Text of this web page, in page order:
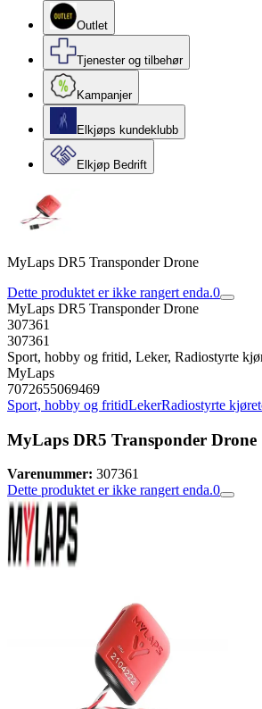
Outlet
Tjenester og tilbehør
Kampanjer
Elkjøps kundeklubb
Elkjøp Bedrift
MyLaps DR5 Transponder Drone
Dette produktet er ikke rangert enda.0
MyLaps DR5 Transponder Drone
307361
307361
Sport, hobby og fritid, Leker, Radiostyrte
MyLaps
7072655069469
Sport, hobby og fritidLekerRadiostyrte
MyLaps DR5 Transponder Drone
Varenummer: 307361
Dette produktet er ikke rangert enda.0